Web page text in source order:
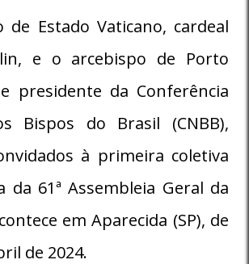
de Estado Vaticano, cardeal
e o arcebispo de Porto
presidente da Conferência
Bispos do Brasil (CNBB),
à primeira coletiva
da 61ª Assembleia Geral da
em Aparecida (SP), de
de 2024.